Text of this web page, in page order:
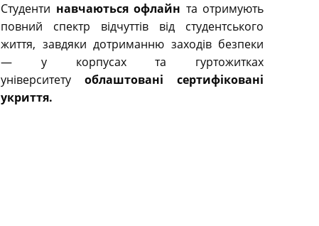
Студенти навчаються офлайн та отримують
повний спектр відчуттів від студентського
життя, завдяки дотриманню заходів безпеки
— у корпусах та гуртожитках
університету облаштовані сертифіковані
укриття.